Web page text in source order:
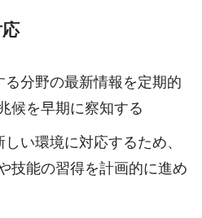
る分野の最新情報を定期的
候を早期に察知する
しい環境に対応するため、
技能の習得を計画的に進め